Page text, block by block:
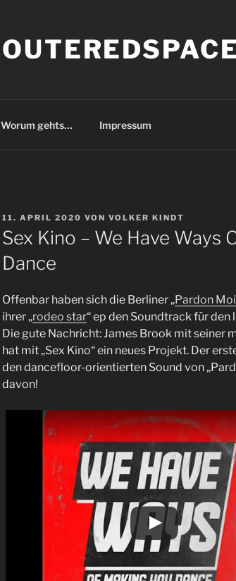
OUTEREDSPACE
Worum gehts… Impressum
VERÖFFENTLICHT
AM
11. APRIL 2020 VON VOLKER KINDT
Sex Kino – We Have Ways
Dance
Offenbar haben sich die Berliner „Pardon Moi
ihrer „rodeo star“ ep den Soundtrack für
Die gute Nachricht: James Brook mit seiner
hat mit „Sex Kino“ ein neues Projekt. Der
den dancefloor-orientierten Sound von
davon!